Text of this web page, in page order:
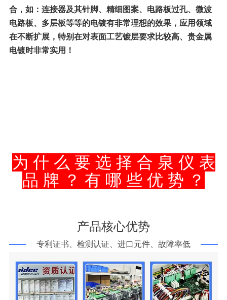
合，如：连接器及其针脚、精细图案、电路板过孔、微波
电路板、多层板等等的电镀有非常理想的效果，应用领域
在不断扩展，特别在对表面工艺镀层要求比较高、贵金属
电镀时非常实用！
为 什 么 要 选 择 合 泉 仪 表
品 牌 ？ 有 哪 些 优 势 ？
产品核心优势
专利证书、检测认证、进口元件、故障率低